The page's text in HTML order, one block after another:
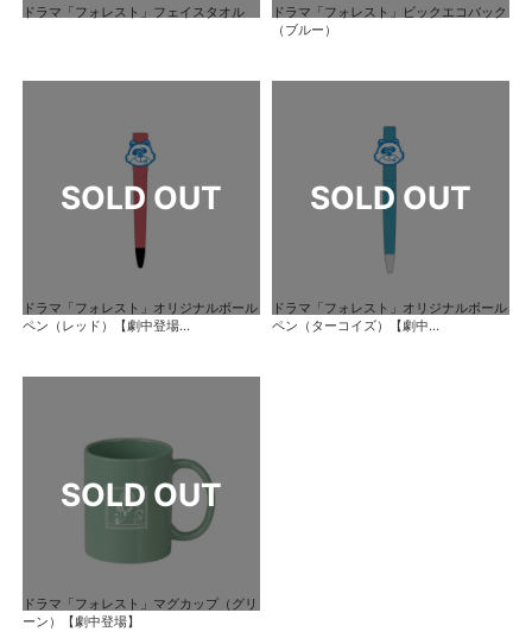
ドラマ「フォレスト」フェイスタオル
ドラマ「フォレスト」ビックエコバック
（ブルー）
ドラマ「フォレスト」オリジナルボール
ペン（レッド）【劇中登場...
ドラマ「フォレスト」オリジナルボール
ペン（ターコイズ）【劇中...
ドラマ「フォレスト」マグカップ（グリ
ーン）【劇中登場】